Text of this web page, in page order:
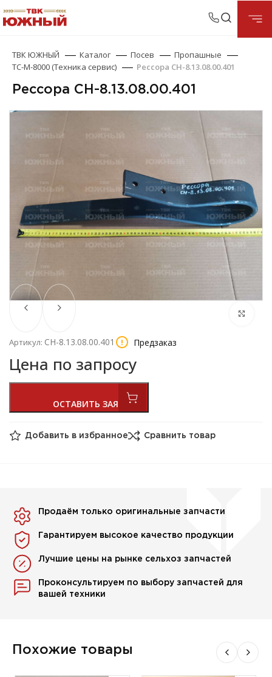
ТВК ЮЖНЫЙ Каталог Посев
Пропашные
ТС-М-8000 (Техника сервис)
Рессора СН-8.13.08.00.401
Рессора СН-8.13.08.00.401
Артикул: СН-8.13.08.00.401 Предзаказ
Цена по запросу
Добавить в избранное Сравнить товар
Продаём только оригинальные запчасти
Гарантируем высокое качество продукции
Лучшие цены на рынке сельхоз запчастей
Проконсультируем по выбору запчастей для
вашей техники
Похожие товары